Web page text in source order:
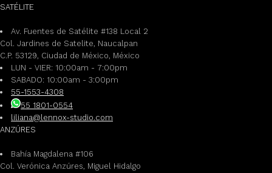
SATÉLITE
Av. Fuentes de Satélite #138 Local 2
Col. Jardines de Satelite, Naucalpan
C.P. 53129, Ciudad de México, México
LUN - VIER: 10:00am - 7:00pm
SABADO: 10:00am - 3:00pm
55-1553-4308
55 1801-0554
liliana@lennox-studio.com
ANZÚRES
Bahía Magdalena #106
Col. Verónica Anzúres, Miguel Hidalgo